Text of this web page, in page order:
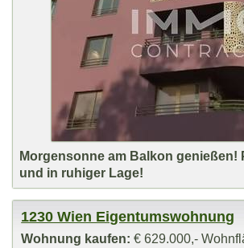
Morgensonne am Balkon genießen!
und in ruhiger Lage!
1230 Wien Eigentumswohnung
Wohnung kaufen: € 629.000,-